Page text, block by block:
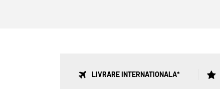
LIVRARE INTERNATIONALA*